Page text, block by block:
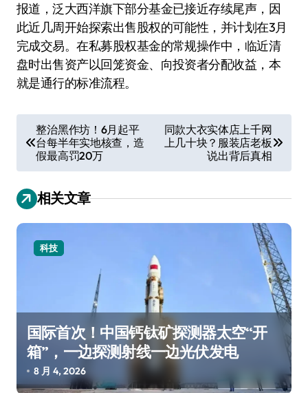
报道，泛大西洋旗下部分基金已接近存续尾声，因
此近几周开始探索出售股权的可能性，并计划在3月
完成交易。在私募股权基金的常规操作中，临近清
盘时出售资产以回笼资金、向投资者分配收益，本
就是通行的标准流程。
章
导
航
整治黑作坊！6月起平
台每半年实地核查，造
假最高罚20万
同款大衣实体店上千网
上几十块？服装店老板
说出背后真相
相关文章
科技
国际首次！中国钙钛矿探测器太空“开
箱”，一边探测射线一边光伏发电
8 月 4, 2026